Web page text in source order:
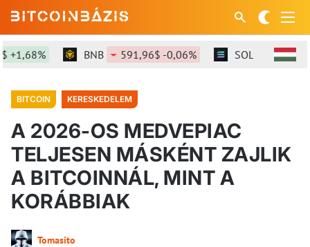
BNB 591,96$ -0,06% SOL 73,77$
BITCOIN KERESKEDELEM
A 2026-OS MEDVEPIAC
TELJESEN MÁSKÉNT ZAJLIK
A BITCOINNÁL, MINT A
KORÁBBIAK
Tomasito